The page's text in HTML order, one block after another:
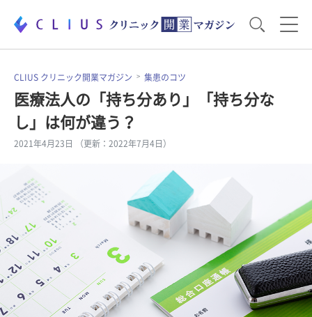
お役立ち資料 運営・経営のポイント
開業医のリアル
電子カルテ・ICT 医療機器・事務機器
集患のコツ セミナー
CLIUS クリニック開業マガジン 集患のコツ
医療法人の「持ち分あり」「持ち分な
し」は何が違う？
2021年4月23日 （更新：2022年7月4日）